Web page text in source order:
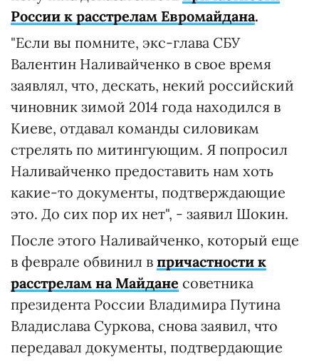
России к расстрелам Евромайдана.
"Если вы помните, экс-глава СБУ
Валентин Наливайченко в свое время
заявлял, что, дескать, некий российский
чиновник зимой 2014 года находился в
Киеве, отдавал команды силовикам
стрелять по митингующим. Я попросил
Наливайченко предоставить нам хоть
какие-то документы, подтверждающие
это. До сих пор их нет", - заявил Шокин.
После этого Наливайченко, который еще
в феврале обвинил в причастности к
расстрелам на Майдане советника
президента России Владимира Путина
Владислава Суркова, снова заявил, что
передавал документы, подтвердающие